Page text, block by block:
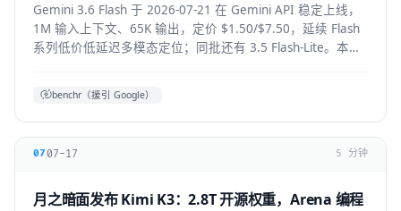
Gemini 3.6 Flash 于 2026-07-21 在 Gemini API 稳定上线，
1M 输入上下文、65K 输出，定价 $1.50/$7.50，延续 Flash
系列低价低延迟多模态定位；同批还有 3.5 Flash-Lite。本文
benchr（援引 Google）
07 07-17 5 分钟
月之暗面发布 Kimi K3：2.8T 开源权重，Arena 编程